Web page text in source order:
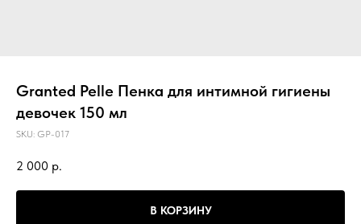
Granted Pelle Пенка для интимной гигиены
девочек 150 мл
SKU: GP-017
2 000 р.
В КОРЗИНУ